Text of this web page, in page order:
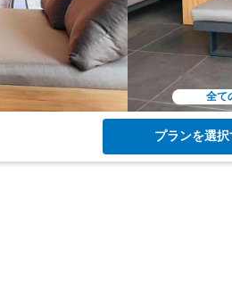
全て
プランを選択